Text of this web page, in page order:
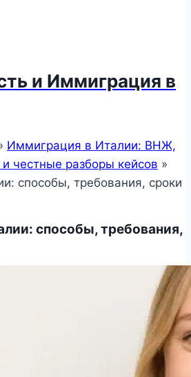
и Иммиграция в
Иммиграция в Италии: ВНЖ,
честные разборы кейсов »
способы, требования, сроки
способы, требования,